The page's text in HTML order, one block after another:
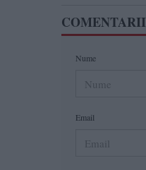
COMENTARII
Nume
Email